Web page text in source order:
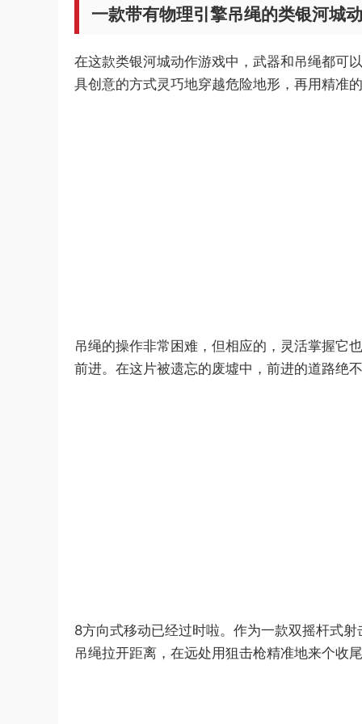
一款带有物理引擎吊绳的类银河城
在这款类银河城动作游戏中，武器和吊绳都可
具创意的方式灵巧地穿越危险地形，再用精准
吊绳的操作非常困难，但相应的，灵活掌握它
前进。在这片被遗忘的废墟中，前进的道路绝
8方向式移动已经过时啦。作为一款双摇杆式
吊绳拉开距离，在远处用狙击枪精准地来个收